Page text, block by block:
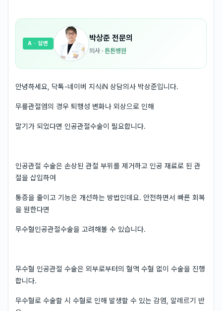
박상준 전문의
의사 · 튼튼병원
A · 답변
안녕하세요, 닥톡-네이버 지식iN 상담의사 박상준입니다.
무릎관절염의 경우 퇴행성 변화나 외상으로 인해
말기가 되었다면 인공관절수술이 필요합니다.
인공관절 수술은 손상된 관절 부위를 제거하고 인공 재료로 된 관
절을 삽입하여
통증을 줄이고 기능은 개선하는 방법인데요. 안전하면서 빠른 회복
을 원한다면
무수혈인공관절수술을 고려해볼 수 있습니다.
무수혈 인공관절 수술은 외부로부터의 혈액 수혈 없이 수술을 진행
합니다.
무수혈로 수술할 시 수혈로 인해 발생할 수 있는 감염, 알레르기 반